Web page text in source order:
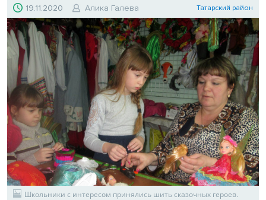
19.11.2020 Алика Галева Татарский район
Школьники с интересом принялись шить сказочных героев.